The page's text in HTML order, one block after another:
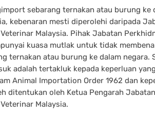
sebarang ternakan atau burung ke
kebenaran mesti diperolehi daripada
Malaysia. Pihak Jabatan
kuasa mutlak untuk tidak
ternakan atau burung ke dalam negara.
adalah tertakluk kepada keperluan
Animal Importation Order 1962 dan
ditentukan oleh Ketua Pengarah Jabatan
Malaysia.